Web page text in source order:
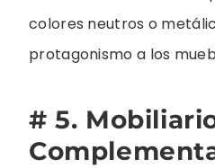
colores neutros o
protagonismo a los
# 5.